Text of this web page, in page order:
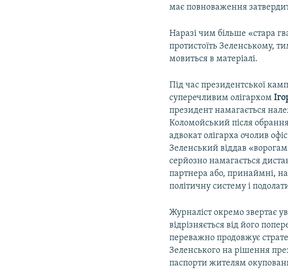
має повноваження
Наразі чим більше «стара
протистоїть Зеленському,
мовиться в матеріалі.
Під час президентської
суперечливим олігархом
президент намагається
Коломойський після
адвокат олігарха очолив
Зеленський віддав
серйозно намагається
партнера або, принаймні,
політичну систему і
Журналіст окремо звертає
відрізняється від його
переважно продовжує
Зеленського на рішення
паспорти жителям